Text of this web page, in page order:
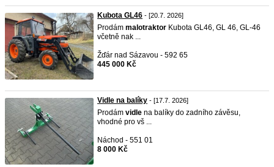
Kubota GL46 - [20.7. 2026]
Prodám malotraktor Kubota GL46, GL 46, GL-46
včetně nak ...
Žďár nad Sázavou - 592 65
445 000 Kč
Vidle na balíky - [17.7. 2026]
Prodám vidle na balíky do zadního závěsu,
vhodné pro vš ...
Náchod - 551 01
8 000 Kč